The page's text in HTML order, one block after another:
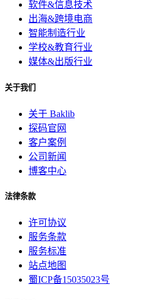
软件&信息技术
出海&跨境电商
智能制造行业
学校&教育行业
媒体&出版行业
关于我们
关于 Baklib
探码官网
客户案例
公司新闻
博客中心
法律条款
许可协议
服务条款
服务标准
站点地图
蜀ICP备15035023号